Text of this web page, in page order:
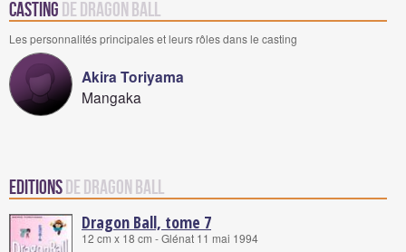
Casting de Dragon Ball
Les personnalités principales et leurs rôles dans le casting
Akira Toriyama
Mangaka
Editionsde Dragon Ball
Dragon Ball, tome 7
12 cm x 18 cm - Glénat 11 mai 1994